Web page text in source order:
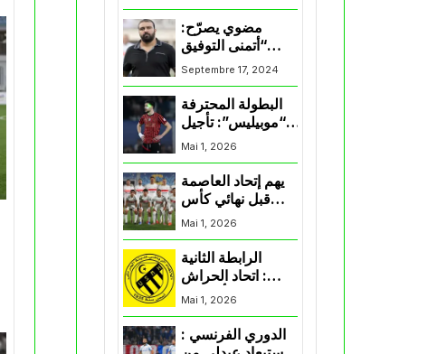
المنتخب و شباب
قسنطينة
مضوي يصرّح:
“أتمنى التوفيق
لممثلي الكرة
الجزائرية في
Septembre 17, 2024
البطولة المحترفة
“موبيليس”: تأجيل
مباراة إتحاد
العاصمة وأتلتيك
بارادو
Mai 1, 2026
يهم إتحاد العاصمة
قبل نهائي كأس
اكاف : الزمالك
يسقط بثلاثية أمام
Mai 1, 2026
الرابطة الثانية
: اتحاد الحراش
يحسم التأهل إلى
“البلاي أوف”
Mai 1, 2026
الدوري الفرنسي :